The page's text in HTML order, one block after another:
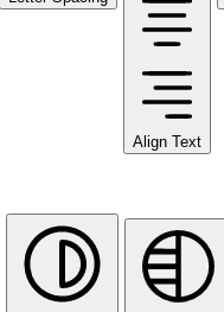
Align Text